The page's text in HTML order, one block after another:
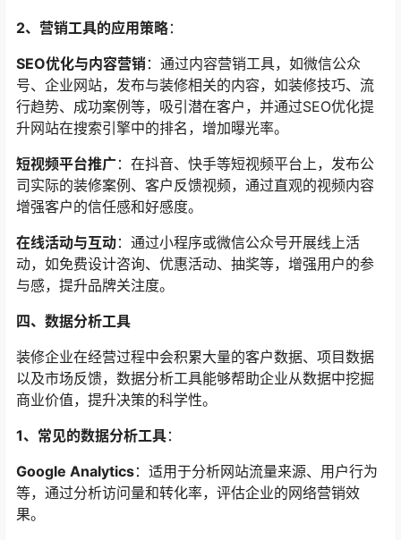
2、营销工具的应用策略：
SEO优化与内容营销：通过内容营销工具，如微信公众
号、企业网站，发布与装修相关的内容，如装修技巧、流
行趋势、成功案例等，吸引潜在客户，并通过SEO优化提
升网站在搜索引擎中的排名，增加曝光率。
短视频平台推广：在抖音、快手等短视频平台上，发布公
司实际的装修案例、客户反馈视频，通过直观的视频内容
增强客户的信任感和好感度。
在线活动与互动：通过小程序或微信公众号开展线上活
动，如免费设计咨询、优惠活动、抽奖等，增强用户的参
与感，提升品牌关注度。
四、数据分析工具
装修企业在经营过程中会积累大量的客户数据、项目数据
以及市场反馈，数据分析工具能够帮助企业从数据中挖掘
商业价值，提升决策的科学性。
1、常见的数据分析工具：
Google Analytics：适用于分析网站流量来源、用户行为
等，通过分析访问量和转化率，评估企业的网络营销效
果。